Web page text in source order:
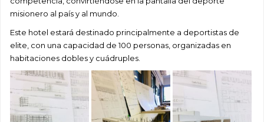
misionero al país y al mundo.
Este hotel estará destinado principalmente a deportistas de
elite, con una capacidad de 100 personas, organizadas en
habitaciones dobles y cuádruples.